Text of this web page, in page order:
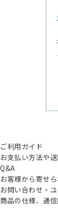
ご利用ガイド
お支払い方法や
Q&A
お客様から寄せ
お問い合わせ・
商品の仕様、通